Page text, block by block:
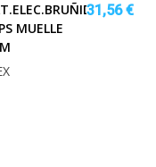
MUELLE
31,56 €